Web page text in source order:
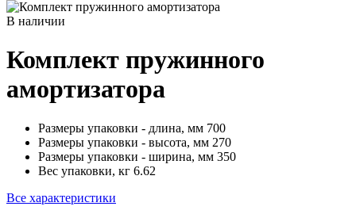
В наличии
Комплект пружинного
амортизатора
Размеры упаковки - длина, мм 700
Размеры упаковки - высота, мм 270
Размеры упаковки - ширина, мм 350
Вес упаковки, кг 6.62
Все характеристики